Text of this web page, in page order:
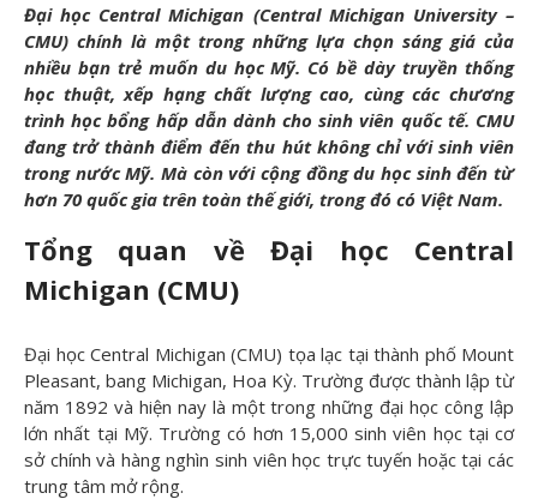
Tin tức
Liên Hệ
Đại học Central Michigan (Central Michigan University –
CMU) chính là một trong những lựa chọn sáng giá của
nhiều bạn trẻ muốn du học Mỹ. Có bề dày truyền thống
học thuật, xếp hạng chất lượng cao, cùng các chương
trình học bổng hấp dẫn dành cho sinh viên quốc tế. CMU
đang trở thành điểm đến thu hút không chỉ với sinh viên
trong nước Mỹ. Mà còn với cộng đồng du học sinh đến từ
hơn 70 quốc gia trên toàn thế giới, trong đó có Việt Nam.
Tổng quan về Đại học Central
Michigan (CMU)
Đại học Central Michigan (CMU) tọa lạc tại thành phố Mount
Pleasant, bang Michigan, Hoa Kỳ. Trường được thành lập từ
năm 1892 và hiện nay là một trong những đại học công lập
lớn nhất tại Mỹ. Trường có hơn 15,000 sinh viên học tại cơ
sở chính và hàng nghìn sinh viên học trực tuyến hoặc tại các
trung tâm mở rộng.